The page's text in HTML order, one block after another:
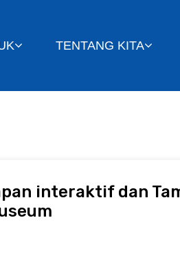
TENTANG KITA
interaktif dan